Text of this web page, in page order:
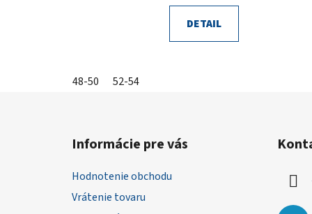
DETAIL
48-50 52-54
Informácie pre vás
Hodnotenie obchodu
Vrátenie tovaru